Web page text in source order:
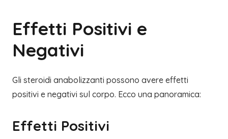
Effetti Positivi e
Negativi
Gli steroidi anabolizzanti possono avere effetti
positivi e negativi sul corpo. Ecco una panoramica:
Effetti Positivi